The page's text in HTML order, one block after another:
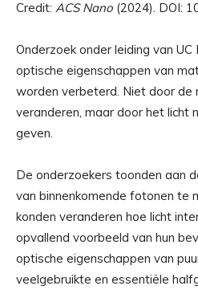
Credit: ACS Nano (2024). DOI:
Onderzoek onder leiding van
optische eigenschappen van
worden verbeterd. Niet door de
veranderen, maar door het licht
geven.
De onderzoekers toonden aan
van binnenkomende fotonen te
konden veranderen hoe licht
opvallend voorbeeld van hun
optische eigenschappen van
veelgebruikte en essentiële